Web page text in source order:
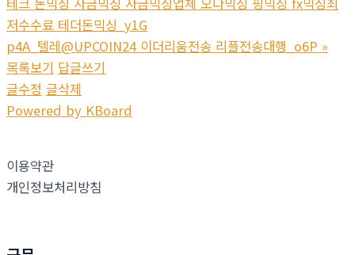
저수수료 테더돈믹싱_y1G
p4A_텔레@UPCOIN24 이더리움전송 리플전송대행_o6P »
목록보기 답글쓰기
글수정 글삭제
Powered by KBoard
이용약관
개인정보처리방침